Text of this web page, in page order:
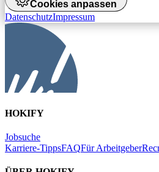
Cookies anpassen
DatenschutzImpressum
HOKIFY
Jobsuche
Karriere-TippsFAQFür Arbeitgeber